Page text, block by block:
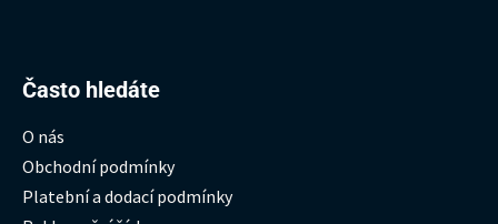
Často hledáte
O nás
Obchodní podmínky
Platební a dodací podmínky
Hledat: